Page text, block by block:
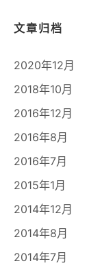
文章归档
2020年12月
2018年10月
2016年12月
2016年8月
2016年7月
2015年1月
2014年12月
2014年8月
2014年7月